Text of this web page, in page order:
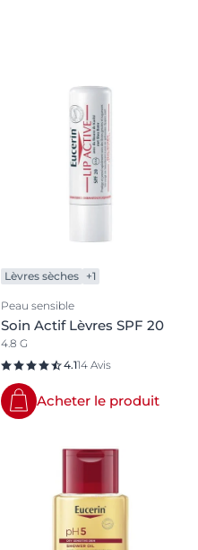
Lèvres sèches +1
Peau sensible
Soin Actif Lèvres SPF 20
4.8 G
4.114 Avis
Acheter le produit